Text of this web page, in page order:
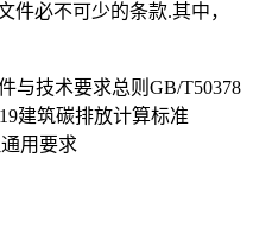
件必不可少的条款.其中，
与技术要求总则GB/T50378
建筑碳排放计算标准
用要求